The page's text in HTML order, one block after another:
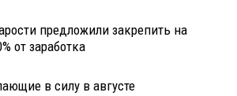
предложили закрепить на
от заработка
в силу в августе